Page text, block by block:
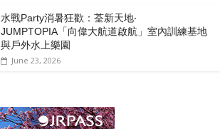
水戰Party消暑狂歡：荃新天地‧
JUMPTOPIA「向偉大航道啟航」室內訓練基地
與戶外水上樂園
June 23, 2026